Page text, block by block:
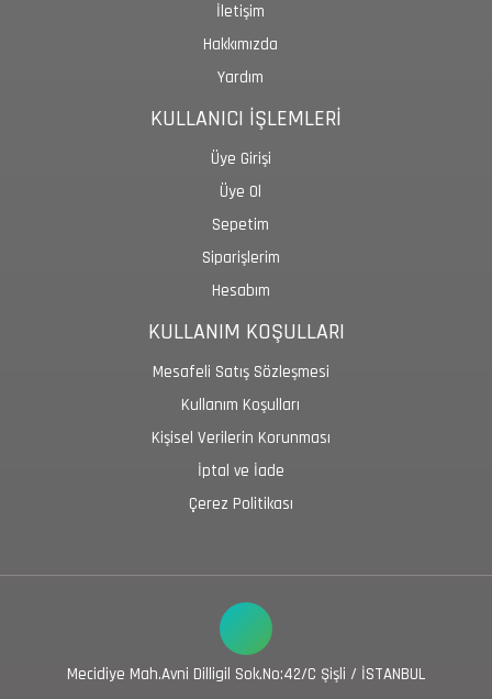
İletişim
Hakkımızda
Yardım
KULLANICI İŞLEMLERİ
Üye Girişi
Üye Ol
Sepetim
Siparişlerim
Hesabım
KULLANIM KOŞULLARI
Mesafeli Satış Sözleşmesi
Kullanım Koşulları
Kişisel Verilerin Korunması
İptal ve İade
Çerez Politikası
Mecidiye Mah.Avni Dilligil Sok.No:42/C Şişli / İSTANBUL